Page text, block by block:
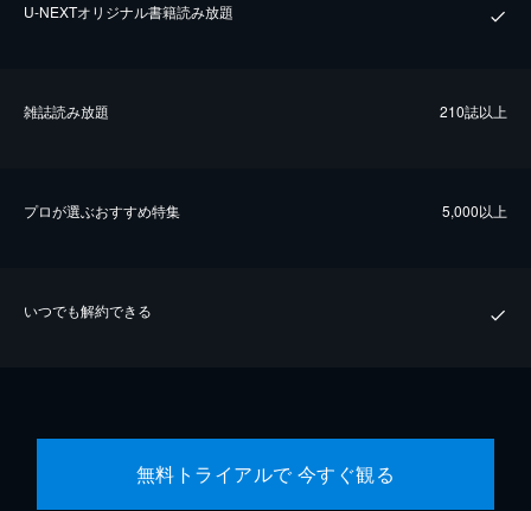
U-NEXTオリジナル書籍読み放題
雑誌読み放題 210誌以上
プロが選ぶおすすめ特集 5,000以上
いつでも解約できる
無料トライアルで 今すぐ観る